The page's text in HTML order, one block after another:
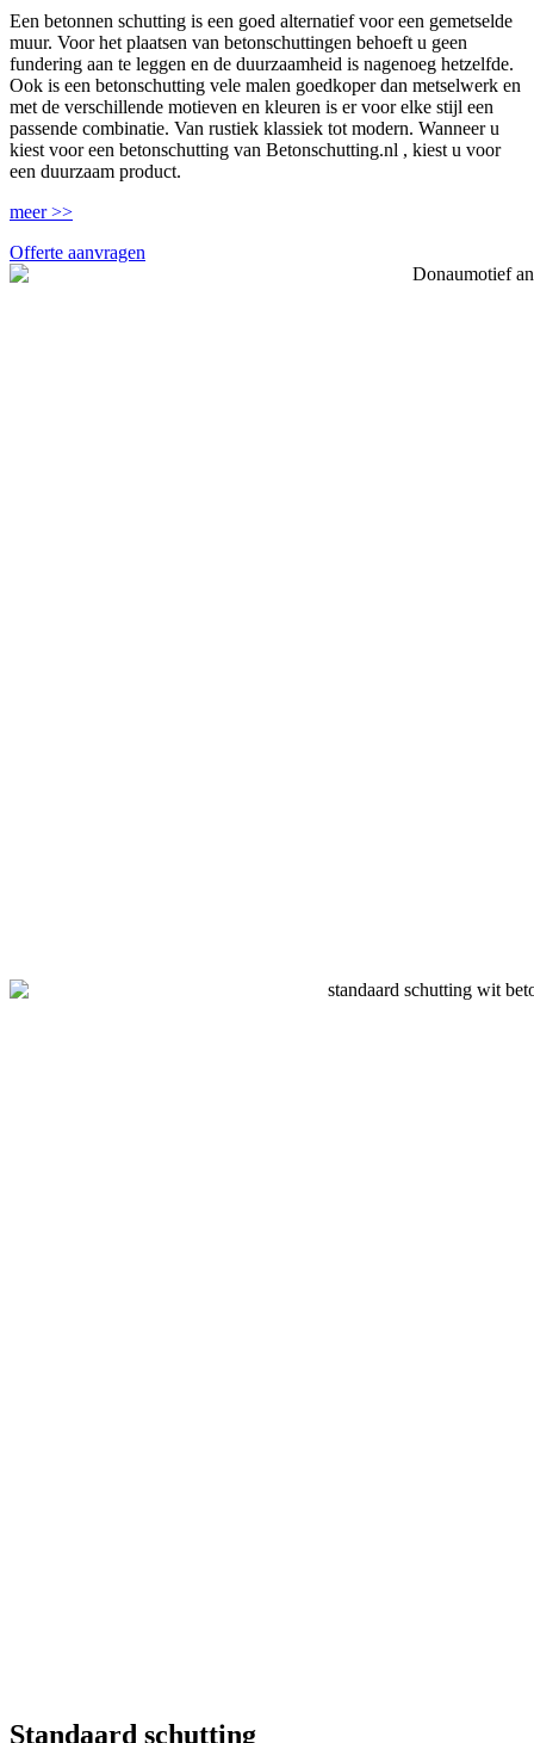
Een betonnen schutting is een goed alternatief voor een gemetselde
muur. Voor het plaatsen van betonschuttingen behoeft u geen
fundering aan te leggen en de duurzaamheid is nagenoeg hetzelfde.
Ook is een betonschutting vele malen goedkoper dan metselwerk en
met de verschillende motieven en kleuren is er voor elke stijl een
passende combinatie. Van rustiek klassiek tot modern. Wanneer u
kiest voor een betonschutting van Betonschutting.nl , kiest u voor
een duurzaam product.
meer >>
Offerte aanvragen
Standaard schutting